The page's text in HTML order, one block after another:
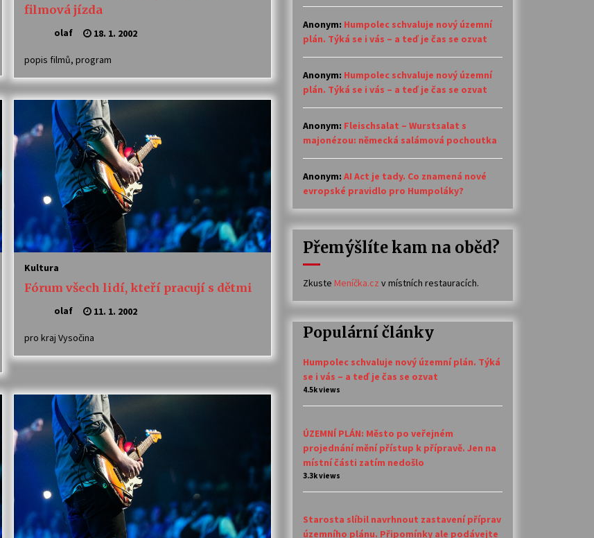
filmová jízda
olaf 18. 1. 2002
popis filmů, program
Kultura
Fórum všech lidí, kteří pracují s dětmi
olaf 11. 1. 2002
pro kraj Vysočina
Anonym: Humpolec schvaluje nový územní
plán. Týká se i vás – a teď je čas se ozvat
Anonym: Humpolec schvaluje nový územní
plán. Týká se i vás – a teď je čas se ozvat
Anonym: Fleischsalat – Wurstsalat s
majonézou: německá salámová pochoutka
Anonym: AI Act je tady. Co znamená nové
evropské pravidlo pro Humpoláky?
Přemýšlíte kam na oběd?
Zkuste Meníčka.cz v místních restauracích.
Populární články
Humpolec schvaluje nový územní plán. Týká
se i vás – a teď je čas se ozvat
4.5k views
ÚZEMNÍ PLÁN: Město po veřejném
projednání mění přístup k přípravě. Jen na
místní části zatím nedošlo
3.3k views
Starosta slíbil navrhnout zastavení příprav
územního plánu. Připomínky ale podávejte